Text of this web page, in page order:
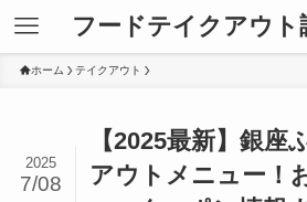
フードテイクアウト
ホーム テイクアウト
【2025最新】銀座
アウトメニュー！
2025
7/08